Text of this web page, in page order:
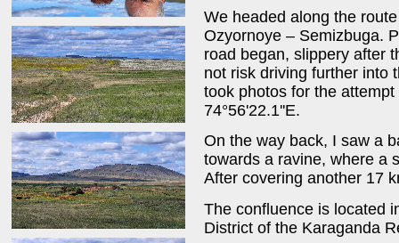
We headed along the
Ozyornoye – Semizbuga.
road began, slippery after
not risk driving further into
took photos for the
74°56'22.1''E.
On the way back, I saw a
towards a ravine, where a
After covering another 17
The confluence is located
District of the Karaganda